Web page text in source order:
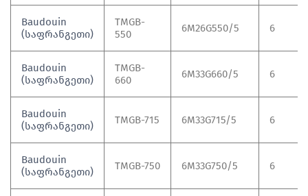
Baudouin
(საფრანგეთი)
TMGB-
550
6M26G550/5 6
Baudouin
(საფრანგეთი)
TMGB-
660
6M33G660/5 6
Baudouin
(საფრანგეთი)
TMGB-715 6M33G715/5 6
Baudouin
(საფრანგეთი)
TMGB-750 6M33G750/5 6